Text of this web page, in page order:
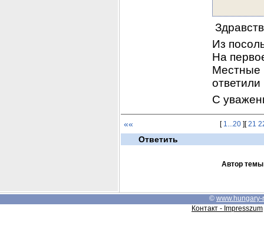
Из
На
Местные
С
«« [ 1...20][21
Ответить
Автор темы
© www.hungary-
Контакт - Impresszum